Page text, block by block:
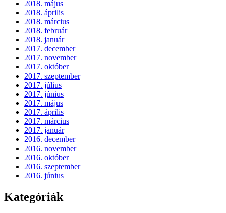
2018. május
2018. április
2018. március
2018. február
2018. január
2017. december
2017. november
2017. október
2017. szeptember
2017. július
2017. június
2017. május
2017. április
2017. március
2017. január
2016. december
2016. november
2016. október
2016. szeptember
2016. június
Kategóriák